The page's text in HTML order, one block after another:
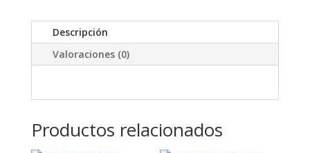
Descripción
Valoraciones (0)
Productos relacionados